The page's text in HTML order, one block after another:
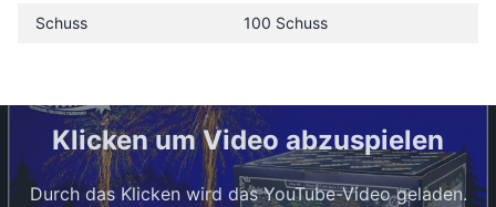
Schuss 100 Schuss
Klicken um Video abzuspielen
Durch das Klicken wird das YouTube-Video geladen.